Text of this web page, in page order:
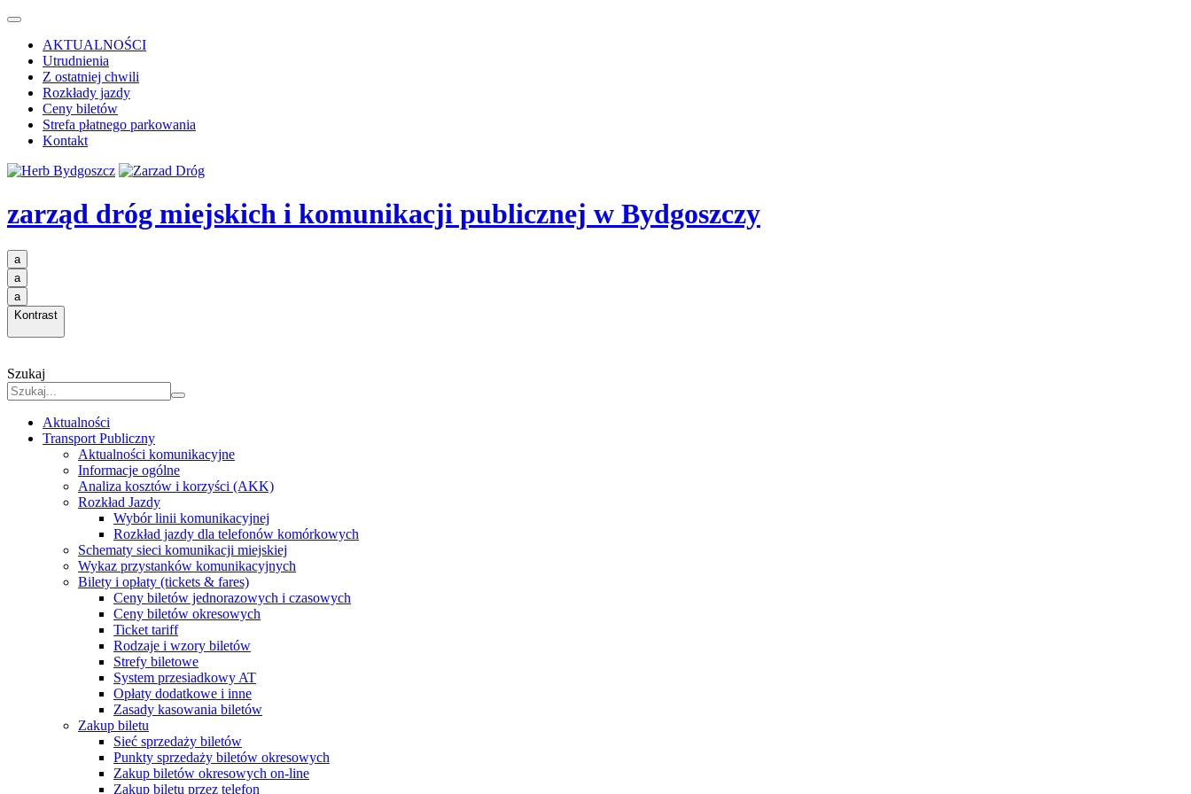
AKTUALNOŚCI
Utrudnienia
Z ostatniej chwili
Rozkłady jazdy
Ceny biletów
Strefa płatnego parkowania
Kontakt
zarząd dróg miejskich i komunikacji publicznej w Bydgoszczy
a
a
a
Kontrast
Szukaj
Aktualności
Transport Publiczny
Aktualności komunikacyjne
Informacje ogólne
Analiza kosztów i korzyści (AKK)
Rozkład Jazdy
Wybór linii komunikacyjnej
Rozkład jazdy dla telefonów komórkowych
Schematy sieci komunikacji miejskiej
Wykaz przystanków komunikacyjnych
Bilety i opłaty (tickets & fares)
Ceny biletów jednorazowych i czasowych
Ceny biletów okresowych
Ticket tariff
Rodzaje i wzory biletów
Strefy biletowe
System przesiadkowy AT
Opłaty dodatkowe i inne
Zasady kasowania biletów
Zakup biletu
Sieć sprzedaży biletów
Punkty sprzedaży biletów okresowych
Zakup biletów okresowych on-line
Zakup biletu przez telefon